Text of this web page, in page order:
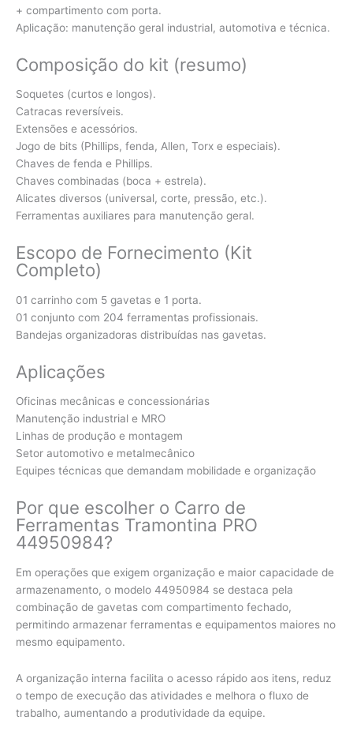
+ compartimento com porta.
Aplicação: manutenção geral industrial, automotiva e técnica.
Composição do kit (resumo)
Soquetes (curtos e longos).
Catracas reversíveis.
Extensões e acessórios.
Jogo de bits (Phillips, fenda, Allen, Torx e especiais).
Chaves de fenda e Phillips.
Chaves combinadas (boca + estrela).
Alicates diversos (universal, corte, pressão, etc.).
Ferramentas auxiliares para manutenção geral.
Escopo de Fornecimento (Kit
Completo)
01 carrinho com 5 gavetas e 1 porta.
01 conjunto com 204 ferramentas profissionais.
Bandejas organizadoras distribuídas nas gavetas.
Aplicações
Oficinas mecânicas e concessionárias
Manutenção industrial e MRO
Linhas de produção e montagem
Setor automotivo e metalmecânico
Equipes técnicas que demandam mobilidade e organização
Por que escolher o Carro de
Ferramentas Tramontina PRO
44950984?
Em operações que exigem organização e maior capacidade de
armazenamento, o modelo 44950984 se destaca pela
combinação de gavetas com compartimento fechado,
permitindo armazenar ferramentas e equipamentos maiores no
mesmo equipamento.
A organização interna facilita o acesso rápido aos itens, reduz
o tempo de execução das atividades e melhora o fluxo de
trabalho, aumentando a produtividade da equipe.